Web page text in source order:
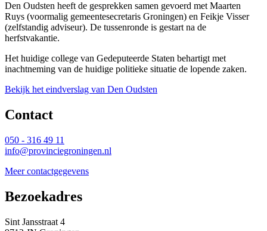
Den Oudsten heeft de gesprekken samen gevoerd met Maarten
Ruys (voormalig gemeentesecretaris Groningen) en Feikje Visser
(zelfstandig adviseur). De tussenronde is gestart na de
herfstvakantie.
Het huidige college van Gedeputeerde Staten behartigt met
inachtneming van de huidige politieke situatie de lopende zaken.
Bekijk het eindverslag van Den Oudsten
Contact
050 - 316 49 11
info@provinciegroningen.nl
Meer contactgegevens
Bezoekadres
Sint Jansstraat 4